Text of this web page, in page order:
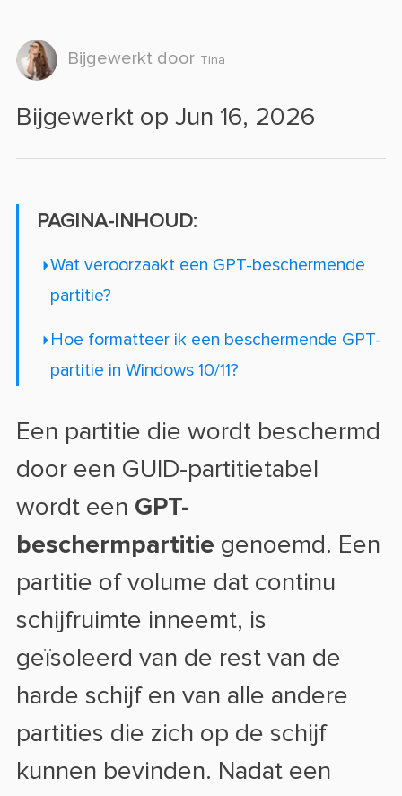
Bijgewerkt door Tina
Bijgewerkt op Jun 16, 2026
PAGINA-INHOUD:
Wat veroorzaakt een GPT-beschermende
partitie?
Hoe formatteer ik een beschermende GPT-
partitie in Windows 10/11?
Een partitie die wordt beschermd
door een GUID-partitietabel
wordt een GPT-
beschermpartitie genoemd. Een
partitie of volume dat continu
schijfruimte inneemt, is
geïsoleerd van de rest van de
harde schijf en van alle andere
partities die zich op de schijf
kunnen bevinden. Nadat een